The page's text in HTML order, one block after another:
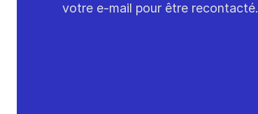
votre e-mail pour être recontacté.